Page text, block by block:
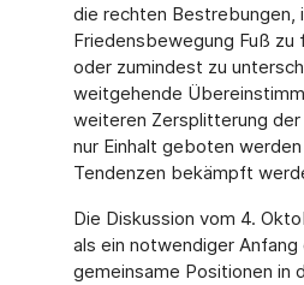
die rechten Bestre­bungen,
Friedensbewegung Fuß zu
oder zumindest zu
weitgehende
weiteren Zersplitterung
nur Einhalt geboten
Tendenzen bekämpft
Die Diskussion vom 4.
als ein notwendiger Anfang
gemeinsame Positionen in